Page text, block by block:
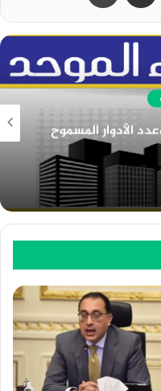
المؤسسات التعليمية